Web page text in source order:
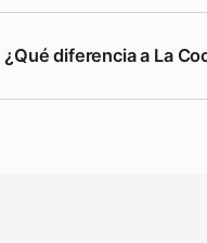
¿Qué diferencia a La